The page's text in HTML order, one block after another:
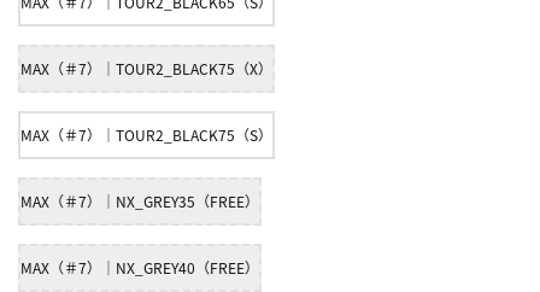
MAX（＃7）｜TOUR2_BLACK75（X）
MAX（＃7）｜TOUR2_BLACK75（S）
MAX（＃7）｜NX_GREY35（FREE）
MAX（＃7）｜NX_GREY40（FREE）